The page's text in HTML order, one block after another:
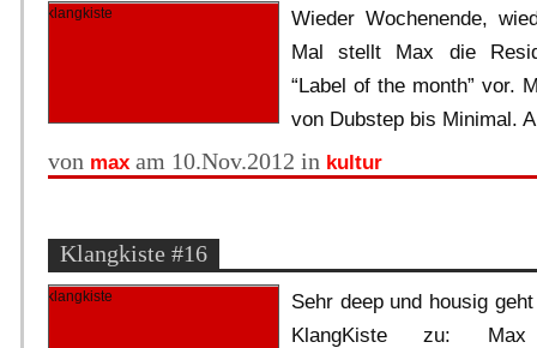
Wieder Wochenende,
Mal stellt Max die
“Label of the month” vor.
von Dubstep bis Minimal.
von max am 10.Nov.2012 in kultur
Klangkiste #16
Sehr deep und housig
KlangKiste zu: